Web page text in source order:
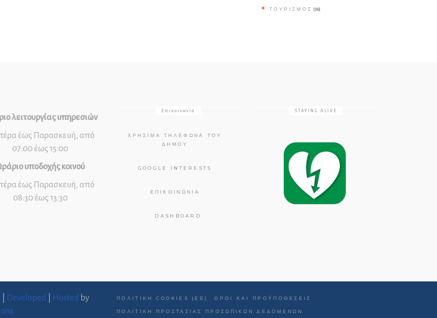
ΤΟΥΡΙΣΜΌΣ (36)
λειτουργίας υπηρεσιών
έως Παρασκευή, από
07:00 έως 15:00
υποδοχής κοινού
έως Παρασκευή, από
08:30 έως 13:30
Επικοινωνία
ΧΡΉΣΙΜΑ ΤΗΛΈΦΩΝΑ ΤΟΥ
ΔΉΜΟΥ
GOOGLE INTERESTS
ΕΠΙΚΟΙΝΩΝΊΑ
DASHBOARD
STAYING ALIVE
Developed Hosted by
ΠΟΛΙΤΙΚΉ COOKIES (ΕΕ) ΌΡΟΙ ΚΑΙ ΠΡΟΫΠΟΘΈΣΕΙΣ
ΠΟΛΙΤΙΚΉ ΠΡΟΣΤΑΣΊΑΣ ΠΡΟΣΩΠΙΚΏΝ ΔΕΔΟΜΈΝΩΝ